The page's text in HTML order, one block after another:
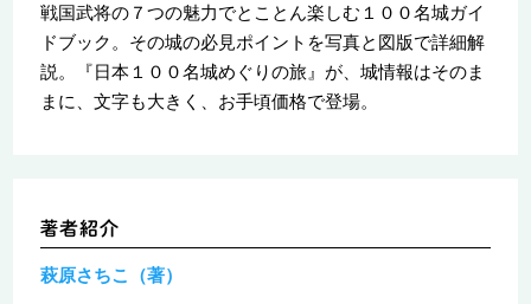
戦国武将の７つの魅力でとことん楽しむ１００名城ガイ
ドブック。その城の必見ポイントを写真と図版で詳細解
説。『日本１００名城めぐりの旅』が、城情報はそのま
まに、文字も大きく、お手頃価格で登場。
萩原さちこ（著）